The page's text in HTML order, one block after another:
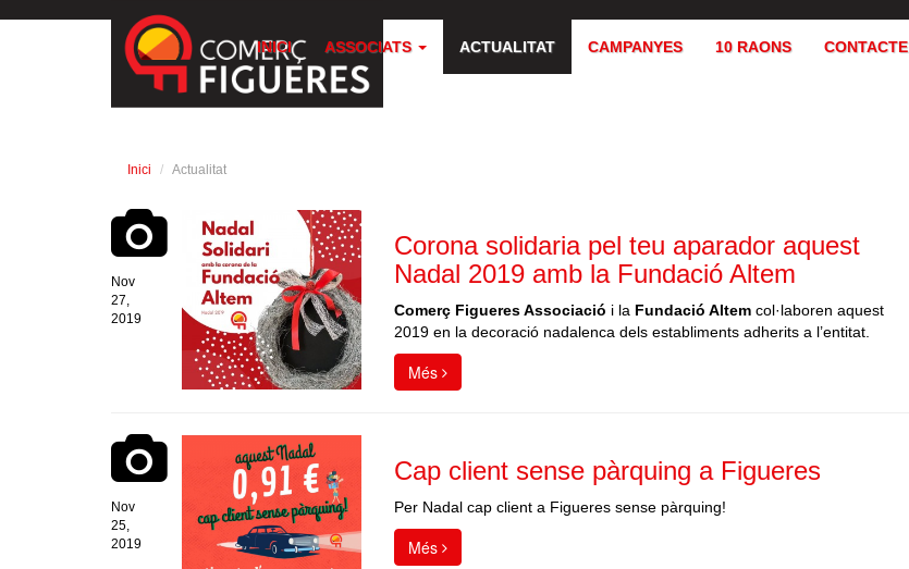
INICI ASSOCIATS ACTUALITAT CAMPANYES 10 RAONS CONTACTE
Inici Actualitat
Nov
27,
2019
Corona solidaria pel teu aparador aquest
Nadal 2019 amb la Fundació Altem
Comerç Figueres Associació i la Fundació Altemcol·laboren aquest
2019 en la decoració nadalenca dels establiments adherits a l’entitat.
Més
Nov
25,
2019
Cap client sense pàrquing a Figueres
Per Nadal cap client a Figueres sense pàrquing!
Més